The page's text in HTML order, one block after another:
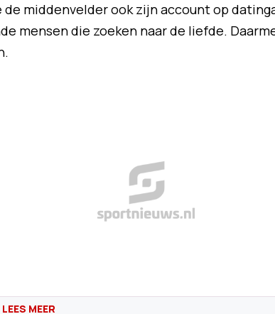
middenvelder ook zijn account op
mensen die zoeken naar de liefde.